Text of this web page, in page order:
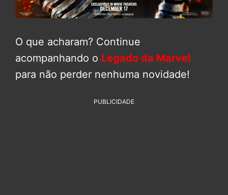
O que acharam? Continue
acompanhando o Legado da Marvel
para não perder nenhuma novidade!
PUBLICIDADE